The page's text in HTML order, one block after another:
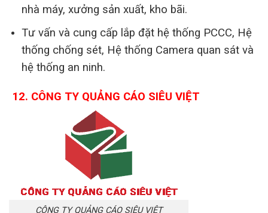
nhà máy, xưởng sản xuất, kho bãi.
Tư vấn và cung cấp lắp đặt hệ thống PCCC, Hệ
thống chống sét, Hệ thống Camera quan sát và
hệ thống an ninh.
12. CÔNG TY QUẢNG CÁO SIÊU VIỆT
CÔNG TY QUẢNG CÁO SIÊU VIỆT